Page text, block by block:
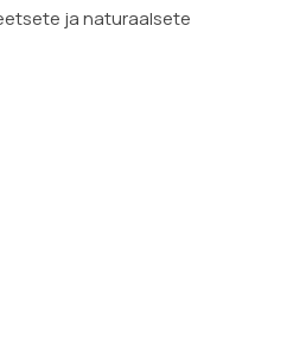
ja naturaalsete